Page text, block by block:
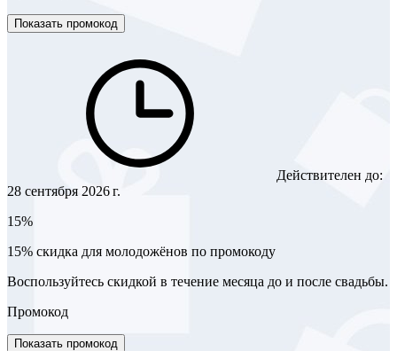
Показать промокод
Действителен до:
28 сентября 2026 г.
15%
15% скидка для молодожёнов по промокоду
Воспользуйтесь скидкой в течение месяца до и после свадьбы.
Промокод
Показать промокод